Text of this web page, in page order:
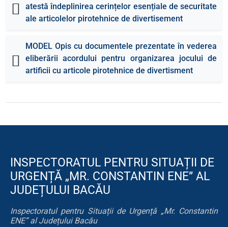
atestă îndeplinirea cerințelor esențiale de securitate
ale articolelor pirotehnice de divertisement
MODEL Opis cu documentele prezentate în vederea
eliberării acordului pentru organizarea jocului de
artificii cu articole pirotehnice de divertisment
INSPECTORATUL PENTRU SITUAȚII DE
URGENȚĂ „MR. CONSTANTIN ENE” AL
JUDEȚULUI BACĂU
Inspectoratul pentru Situații de Urgență „Mr. Constantin
ENE” al Județului Bacău